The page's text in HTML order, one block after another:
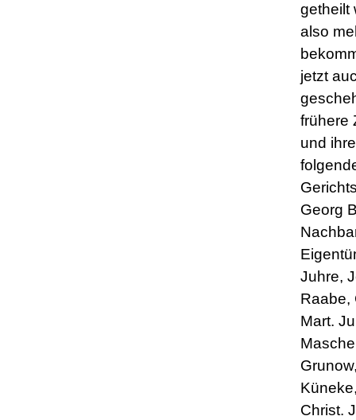
getheilt
also
jetzt
frühere
und
Georg
Juhre,
Raabe,
Mart.
Christ.